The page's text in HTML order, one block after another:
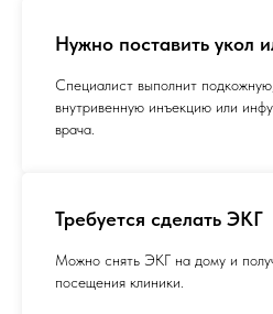
Нужно поставить укол
Специалист выполнит
внутривенную инъекцию или
врача.
Требуется сделать ЭКГ
Можно снять ЭКГ на дому и
посещения клиники.